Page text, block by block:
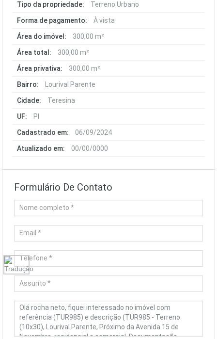
Tipo da propriedade: Terreno Urbano
Forma de pagamento: À vista
Área do imóvel: 300,00 m²
Área total: 300,00 m²
Área privativa: 300,00 m²
Bairro: Lourival Parente
Cidade: Teresina
UF: PI
Cadastrado em: 06/09/2024
Atualizado em: 00/00/0000
Formulário De Contato